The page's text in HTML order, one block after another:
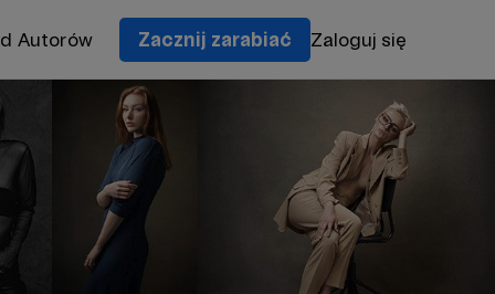
Autorów Zacznij zarabiać Zaloguj się